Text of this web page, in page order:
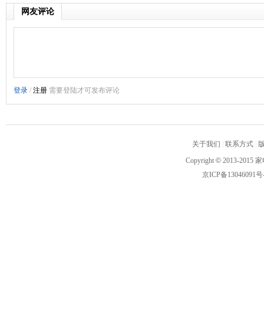
网友评论
关于我们 联系方式
Copyright © 2013-2015
京ICP备13046091号